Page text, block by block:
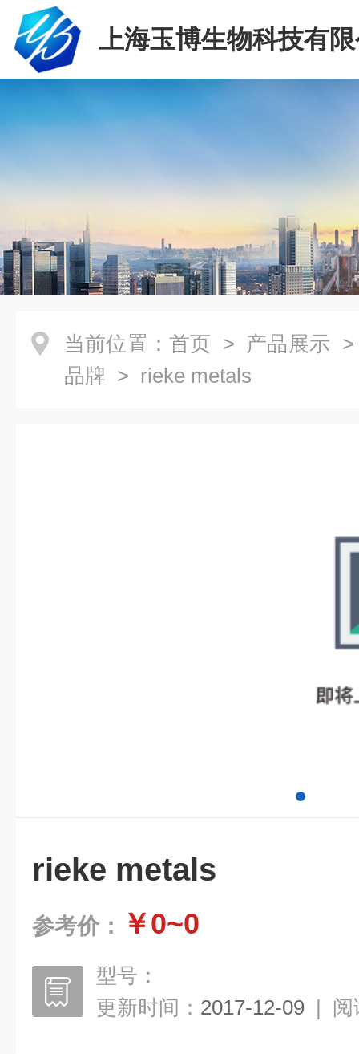
上海玉博生物科技有
当前位置： 首页 > 产品展示
品牌 > rieke metals
rieke metals
参考价： ￥0~0
型号：
更新时间： 2017-12-09 | 阅